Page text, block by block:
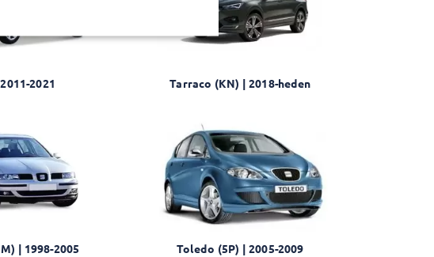
2021 Tarraco (KN) | 2018-heden
| 1998-2005 Toledo (5P) | 2005-2009